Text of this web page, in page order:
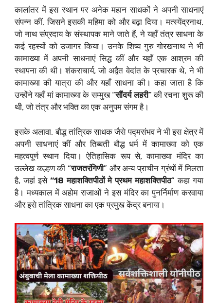
कालांतर में इस स्थान पर अनेक महान साधकों ने अपनी साधनाएं
संपन्न कीं, जिसने इसकी महिमा को और बढ़ा दिया। मत्स्येंद्रनाथ,
जो नाथ संप्रदाय के संस्थापक माने जाते हैं, ने यहाँ तंत्र साधना के
कई रहस्यों को उजागर किया। उनके शिष्य गुरु गोरखनाथ ने भी
कामाख्या में अपनी साधनाएं सिद्ध कीं और यहाँ एक आश्रम की
स्थापना की थी। शंकराचार्य, जो अद्वैत वेदांत के प्रचारक थे, ने भी
कामाख्या की यात्रा की और यहाँ साधना की। कहा जाता है कि
उन्होंने यहाँ मां कामाख्या के सम्मुख “सौंदर्य लहरी” की रचना शुरू की
थी, जो तंत्र और भक्ति का एक अनुपम संगम है।
इसके अलावा, बौद्ध तांत्रिक साधक जैसे पद्मसंभव ने भी इस क्षेत्र में
अपनी साधनाएं कीं और तिब्बती बौद्ध धर्म में कामाख्या को एक
महत्वपूर्ण स्थान दिया। ऐतिहासिक रूप से, कामाख्या मंदिर का
उल्लेख कल्हण की “राजतरंगिणी” और अन्य प्राचीन ग्रंथों में मिलता
है, जहां इसे “18 महाशक्तिपीठों मे प्रथम महाशक्तिपीठ” कहा गया
है। मध्यकाल में अहोम राजाओं ने इस मंदिर का पुनर्निर्माण करवाया
और इसे तांत्रिक साधना का एक प्रमुख केंद्र बनाया।